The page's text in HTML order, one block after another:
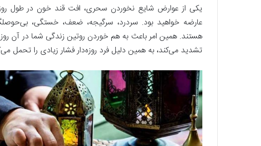
یکی از عوارض شایع نخوردن سحری، افت قند خون در طول
عارضه خواهید بود. سردرد، سرگیجه، ضعف، خستگی،
هستند. همین امر باعث به هم خوردن روتین زندگی شما در آن
تشدید می‌کند، به همین دلیل فرد روزه‌دار فشار زیادی را تحمل